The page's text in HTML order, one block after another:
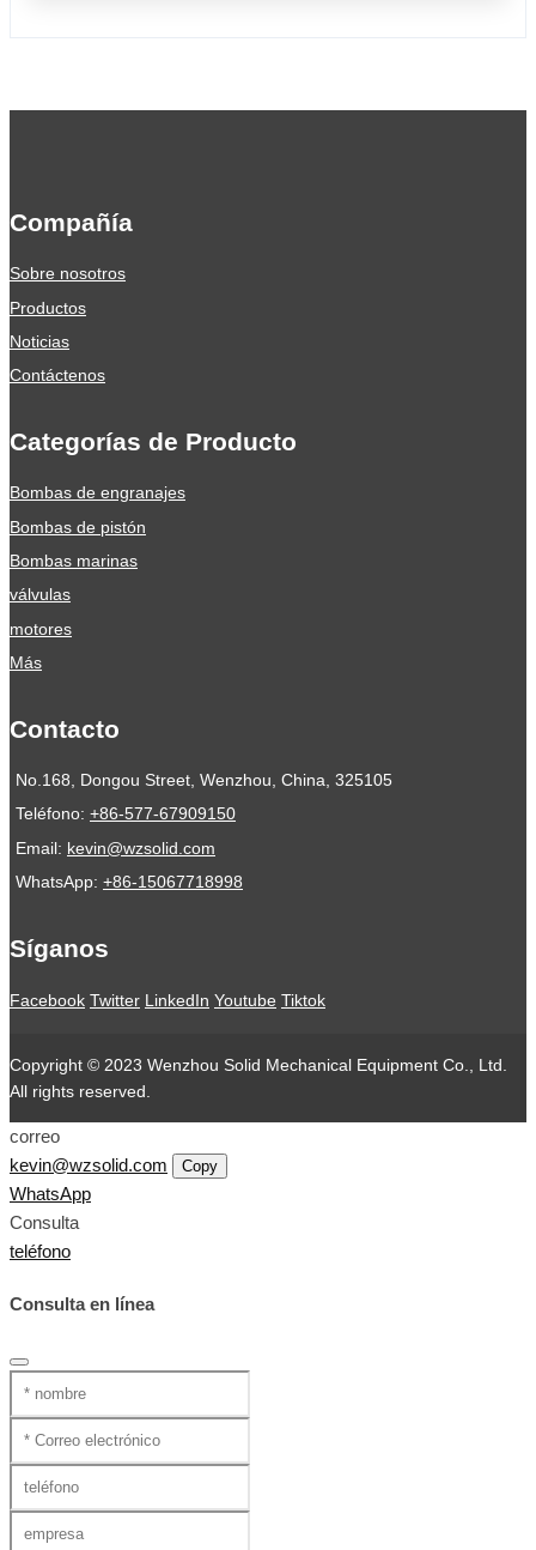
Compañía
Sobre nosotros
Productos
Noticias
Contáctenos
Categorías de Producto
Bombas de engranajes
Bombas de pistón
Bombas marinas
válvulas
motores
Más
Contacto
No.168, Dongou Street, Wenzhou, China, 325105
Teléfono: +86-577-67909150
Email: kevin@wzsolid.com
WhatsApp: +86-15067718998
Síganos
Facebook Twitter LinkedIn Youtube Tiktok
Copyright © 2023 Wenzhou Solid Mechanical Equipment Co., Ltd.
All rights reserved.
correo
kevin@wzsolid.com
Copy
WhatsApp
Consulta
teléfono
Consulta en línea